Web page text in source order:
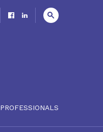
PROFESSIONALS